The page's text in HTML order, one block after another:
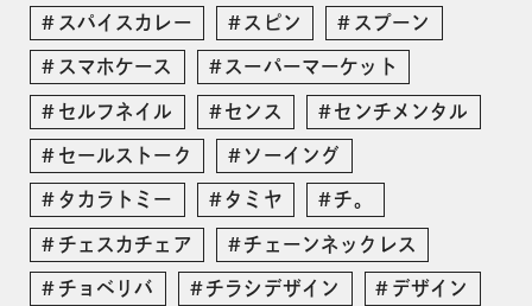
スパイスカレー スピン スプーン
スマホケース スーパーマーケット
セルフネイル センス センチメンタル
セールストーク ソーイング
タカラトミー タミヤ チ。
チェスカチェア チェーンネックレス
チョベリバ チラシデザイン デザイン